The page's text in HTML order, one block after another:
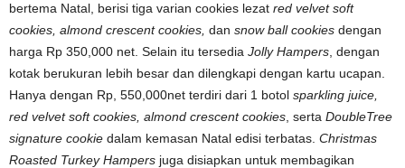
bertema Natal, berisi tiga varian cookies lezat red velvet soft
cookies, almond crescent cookies, dan snow ball cookies dengan
harga Rp 350,000 net. Selain itu tersedia Jolly Hampers , dengan
kotak berukuran lebih besar dan dilengkapi dengan kartu ucapan.
Hanya dengan Rp, 550,000net terdiri dari 1 botol sparkling juice,
red velvet soft cookies, almond crescent cookies , serta DoubleTree
signature cookie dalam kemasan Natal edisi terbatas. Christmas
Roasted Turkey Hampers juga disiapkan untuk membagikan